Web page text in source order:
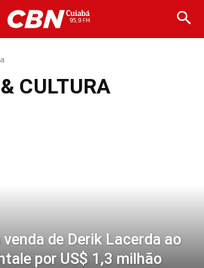
CULTURA
de Derik Lacerda ao
por US$ 1,3 milhão